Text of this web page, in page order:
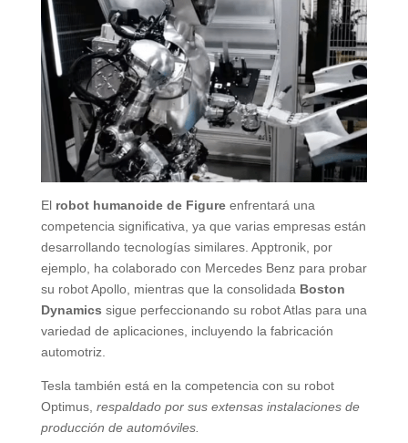
El robot humanoide de Figure enfrentará una
competencia significativa, ya que varias empresas están
desarrollando tecnologías similares. Apptronik, por
ejemplo, ha colaborado con Mercedes Benz para probar
su robot Apollo, mientras que la consolidada Boston
Dynamics sigue perfeccionando su robot Atlas para una
variedad de aplicaciones, incluyendo la fabricación
automotriz.
Tesla también está en la competencia con su robot
Optimus, respaldado por sus extensas instalaciones de
producción de automóviles.